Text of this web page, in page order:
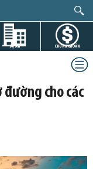
DỰ ÁN CHỨNG KHOÁN
cho các